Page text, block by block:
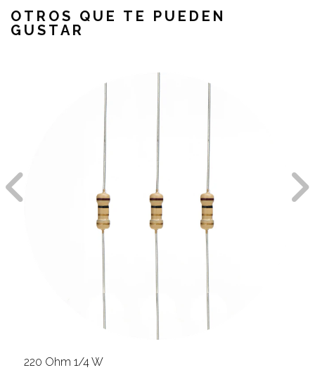
OTROS QUE TE PUEDEN
GUSTAR
220 Ohm 1/4 W